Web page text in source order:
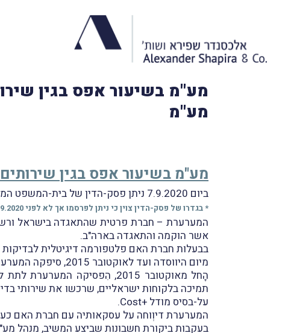
מע"מ בשיעור אפס בגין
מע"מ
מע"מ בשיעור אפס בגין
ביום 7.9.2020 ניתן פסק-הדין של בית-המשפט המחוזי מרכז-לוד בעניין
* בגדרו של פסק-הדין צוין כי ניתן לפרסמו אך לא לפני 14.9.2020.
המערערת – חברת פרטית שהתאגדה בישראל
אשר הוקמה והתאגדה בארה"ב.
בבעלות חברת האם פלטפורמה דיגיטלית לבדיקות
מיום היווסדה ועד לאוקטובר 2015, סיפקה המערערת לחברת האם, ולה בלבד, שירותי מחקר ופיתוח בקשר לפלטפורמה.
הָחל מאוקטובר 2015, הִפסיקה
תמיכה בלקוחות ישראליים, שרכשו את שירותי
על-בסיס מודל +Cost
.
המערערת דיוְוחה על עסקאותיה עם חברת האם כעסקאות